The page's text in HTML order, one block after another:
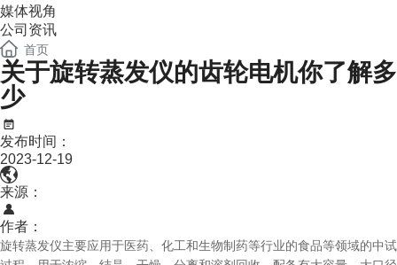
媒体视角
公司资讯
首页
关于旋转蒸发仪的齿轮电机你了解多
少
发布时间：
2023-12-19
来源：
作者：
旋转蒸发仪主要应用于医药、化工和生物制药等行业的食品等领域的中试